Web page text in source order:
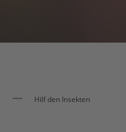
Hilf den Insekten